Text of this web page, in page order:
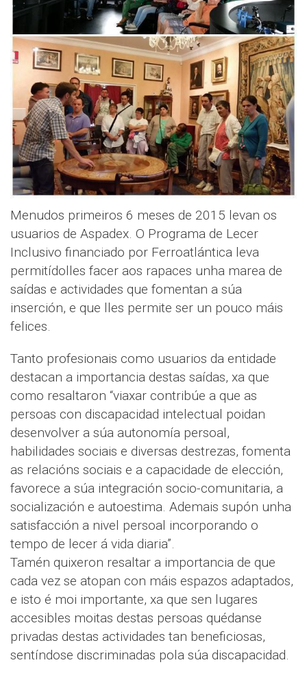
Menudos primeiros 6 meses de 2015 levan os
usuarios de Aspadex. O Programa de Lecer
Inclusivo financiado por Ferroatlántica leva
permitídolles facer aos rapaces unha marea de
saídas e actividades que fomentan a súa
inserción, e que lles permite ser un pouco máis
felices.
Tanto profesionais como usuarios da entidade
destacan a importancia destas saídas, xa que
como resaltaron “viaxar contribúe a que as
persoas con discapacidad intelectual poidan
desenvolver a súa autonomía persoal,
habilidades sociais e diversas destrezas, fomenta
as relacións sociais e a capacidade de elección,
favorece a súa integración socio-comunitaria, a
socialización e autoestima. Ademais supón unha
satisfacción a nivel persoal incorporando o
tempo de lecer á vida diaria”.
Tamén quixeron resaltar a importancia de que
cada vez se atopan con máis espazos adaptados,
e isto é moi importante, xa que sen lugares
accesibles moitas destas persoas quédanse
privadas destas actividades tan beneficiosas,
sentíndose discriminadas pola súa discapacidad.